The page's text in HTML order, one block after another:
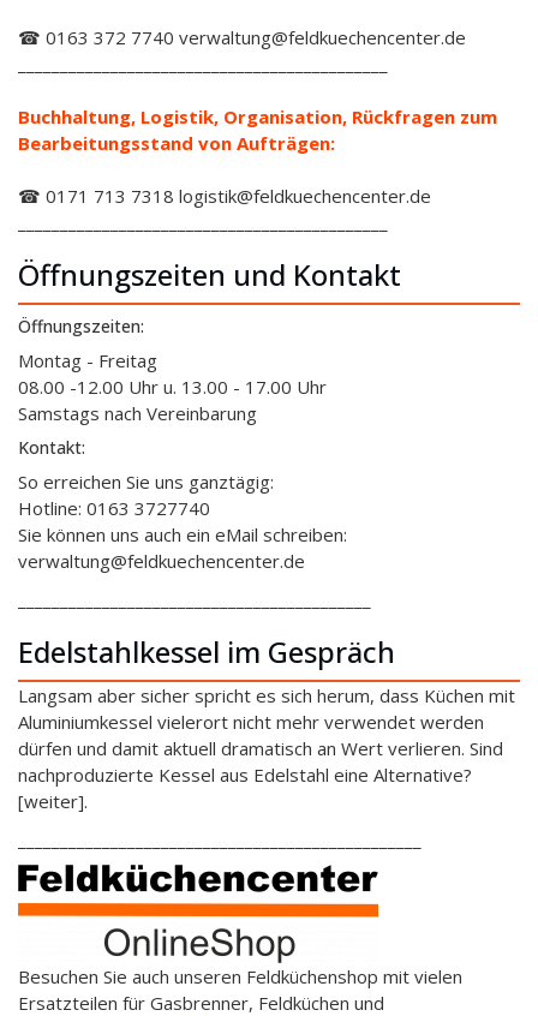
☎ 0163 372 7740 verwaltung@feldkuechencenter.de
Buchhaltung, Logistik, Organisation, Rückfragen zum
Bearbeitungsstand von Aufträgen:
☎ 0171 713 7318 logistik@feldkuechencenter.de
Öffnungszeiten und Kontakt
Öffnungszeiten:
Montag - Freitag
08.00 -12.00 Uhr u. 13.00 - 17.00 Uhr
Samstags nach Vereinbarung
Kontakt:
So erreichen Sie uns ganztägig:
Hotline: 0163 3727740
Sie können uns auch ein eMail schreiben:
verwaltung@feldkuechencenter.de
Edelstahlkessel im Gespräch
Langsam aber sicher spricht es sich herum, dass Küchen mit
Aluminiumkessel vielerort nicht mehr verwendet werden
dürfen und damit aktuell dramatisch an Wert verlieren. Sind
nachproduzierte Kessel aus Edelstahl eine Alternative?
[weiter].
Besuchen Sie auch unseren Feldküchenshop mit vielen
Ersatzteilen für Gasbrenner, Feldküchen und